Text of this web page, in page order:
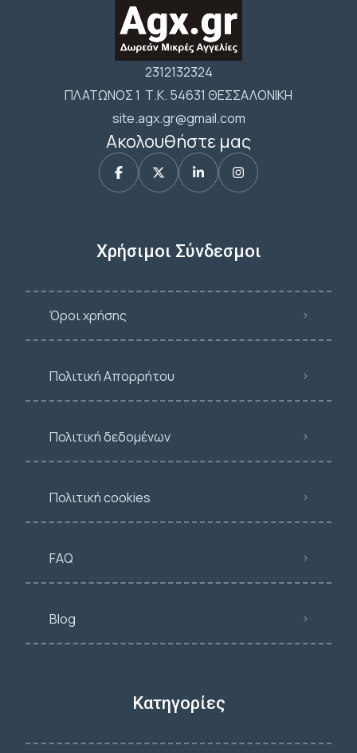
2312132324
ΠΛΑΤΩΝΟΣ 1 Τ.Κ. 54631 ΘΕΣΣΑΛΟΝΙΚΗ
site.agx.gr@gmail.com
Ακολουθήστε μας
Χρήσιμοι Σύνδεσμοι
Όροι χρήσης
Πολιτική Απορρήτου
Πολιτική δεδομένων
Πολιτική cookies
FAQ
Blog
Κατηγορίες